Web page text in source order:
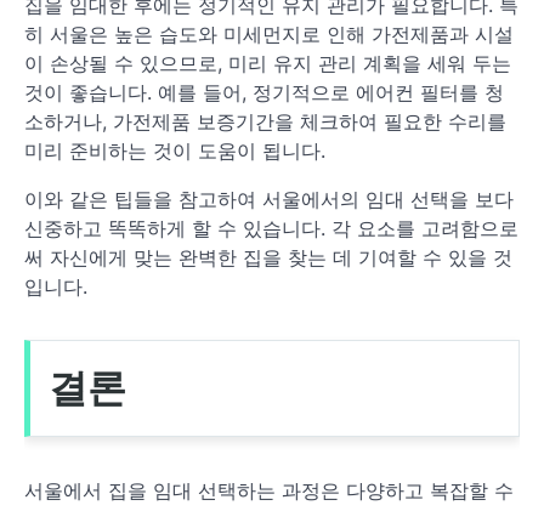
히 서울은 높은 습도와 미세먼지로 인해 가전제품과 시설
이 손상될 수 있으므로, 미리 유지 관리 계획을 세워 두는
것이 좋습니다. 예를 들어, 정기적으로 에어컨 필터를 청
소하거나, 가전제품 보증기간을 체크하여 필요한 수리를
미리 준비하는 것이 도움이 됩니다.
이와 같은 팁들을 참고하여 서울에서의 임대 선택을 보다
신중하고 똑똑하게 할 수 있습니다. 각 요소를 고려함으로
써 자신에게 맞는 완벽한 집을 찾는 데 기여할 수 있을 것
입니다.
결론
서울에서 집을 임대 선택하는 과정은 다양하고 복잡할 수